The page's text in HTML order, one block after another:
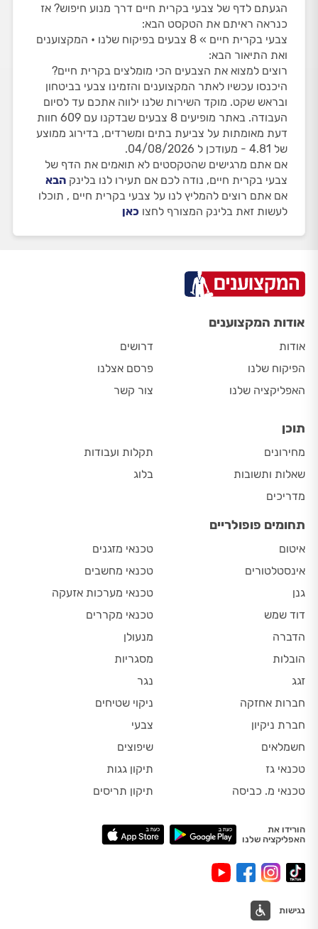
הגעתם לדף של צבעי בקרית חיים דרך מנוע חיפוש? אז
כנראה ראיתם את הטקסט הבא:
צבעי בקרית חיים » 8 צבעים בפיקוח שלנו • המקצוענים
ואת התיאור הבא:
רוצים למצוא את הצבעים הכי מומלצים בקרית חיים?
היכנסו עכשיו לאתר המקצוענים והזמינו צבעי בביטחון
ובראש שקט. מוקד השירות שלנו ילווה אתכם עד לסיום
העבודה. באתר מופיעים 8 צבעים שבדקנו עם 609 חוות
דעת מאומתות על צביעת בתים ומשרדים, בדירוג ממוצע
של 4.81 - מעודכן ל 04/08/2026.
אם אתם מרגישים שהטקסטים לא תואמים את הדף של
צבעי בקרית חיים, נודה לכם אם תעירו לנו בלינק הבא
אם אתם רוצים להמליץ לנו על צבעי בקרית חיים , תוכלו
לעשות זאת בלינק המצורף לחצו כאן
אודות המקצוענים
אודות
הפיקוח שלנו
האפליקציה שלנו
דרושים
פרסם אצלנו
צור קשר
תוכן
מחירונים
שאלות ותשובות
מדריכים
תקלות ועבודות
בלוג
תחומים פופולריים
איטום
אינסטלטורים
גנן
דוד שמש
הדברה
הובלות
זגג
חברות אחזקה
חברת ניקיון
חשמלאים
טכנאי גז
טכנאי מ. כביסה
טכנאי מזגנים
טכנאי מחשבים
טכנאי מערכות אזעקה
טכנאי מקררים
מנעולן
מסגריות
נגר
ניקוי שטיחים
צבעי
שיפוצים
תיקון גגות
תיקון תריסים
הורידו את
האפליקציה שלנו
נגישות